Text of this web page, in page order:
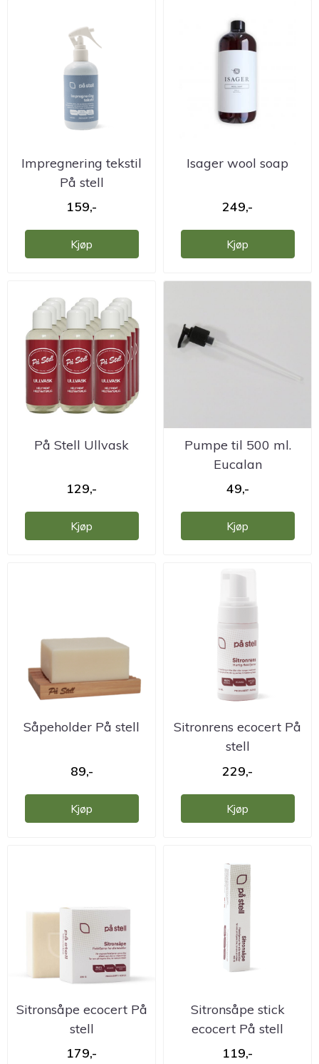
Impregnering tekstil
På stell
159,-
Kjøp
Isager wool soap
249,-
Kjøp
På Stell Ullvask
129,-
Kjøp
Pumpe til 500 ml.
Eucalan
49,-
Kjøp
Såpeholder På stell
89,-
Kjøp
Sitronrens ecocert På
stell
229,-
Kjøp
Sitronsåpe ecocert På
stell
179,-
Sitronsåpe stick
ecocert På stell
119,-